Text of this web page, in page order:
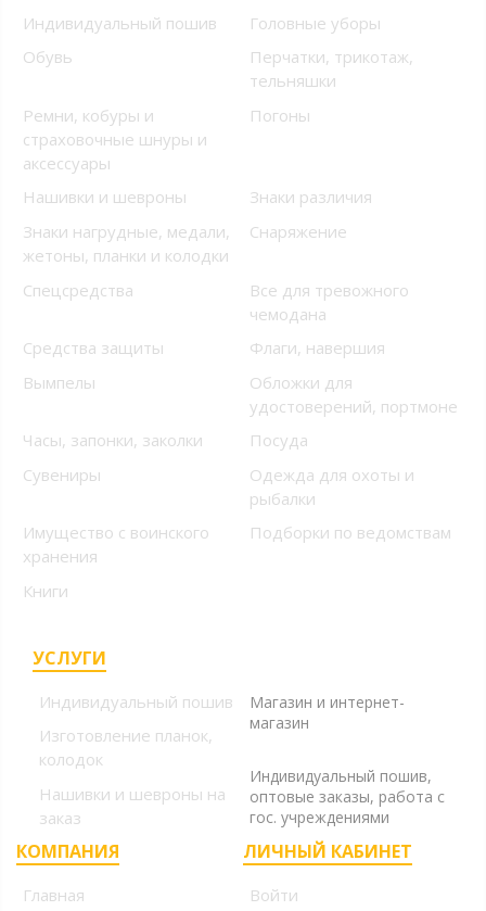
Индивидуальный пошив
Головные уборы
Обувь
Перчатки, трикотаж,
тельняшки
Ремни, кобуры и
страховочные шнуры и
аксессуары
Погоны
Нашивки и шевроны
Знаки различия
Знаки нагрудные, медали,
жетоны, планки и колодки
Снаряжение
Спецсредства
Все для тревожного
чемодана
Средства защиты
Флаги, навершия
Вымпелы
Обложки для
удостоверений, портмоне
Часы, запонки, заколки
Посуда
Сувениры
Одежда для охоты и
рыбалки
Имущество с воинского
хранения
Подборки по ведомствам
Книги
УСЛУГИ
Индивидуальный пошив
Изготовление планок,
колодок
Нашивки и шевроны на
заказ
Магазин и интернет-
магазин
Индивидуальный пошив,
оптовые заказы, работа с
гос. учреждениями
КОМПАНИЯ
Главная
ЛИЧНЫЙ КАБИНЕТ
Войти